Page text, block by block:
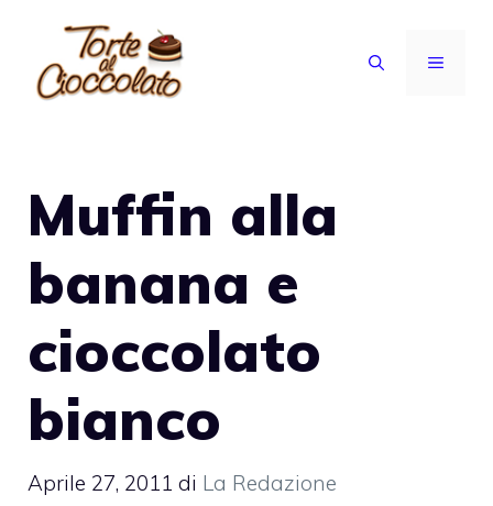
contenuto
MENU
Muffin alla
banana e
cioccolato
bianco
Aprile 27, 2011 di La Redazione